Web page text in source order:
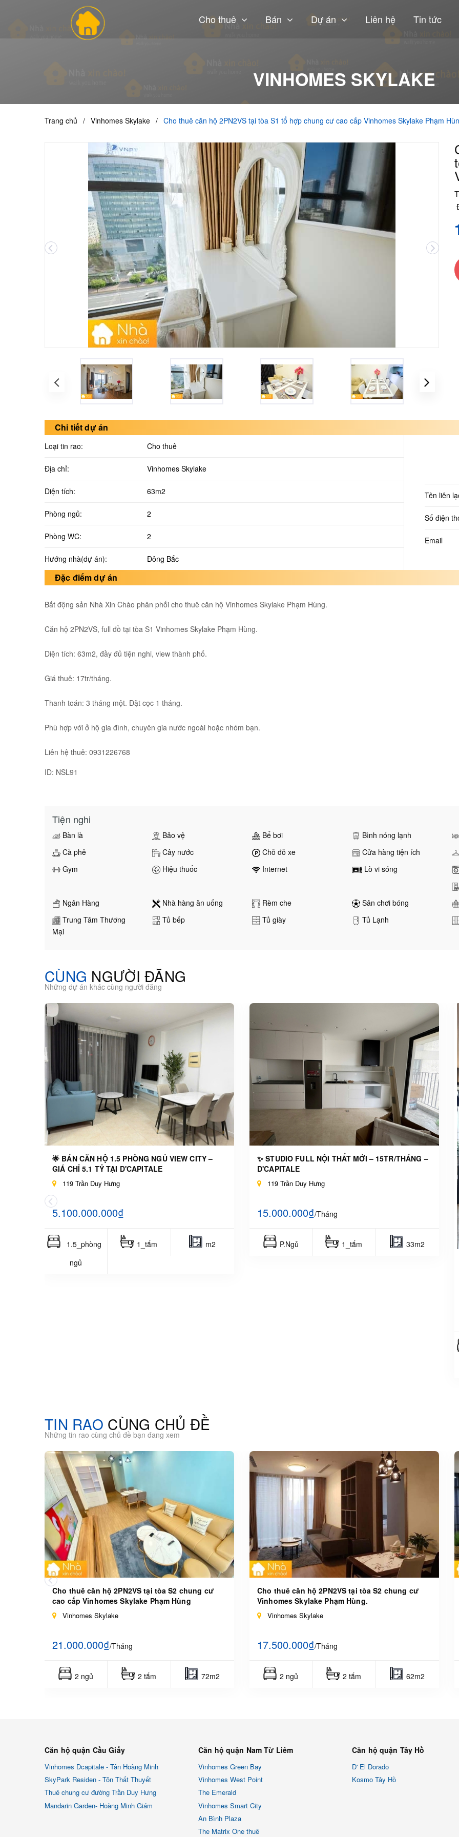
Cho thuê Bán Dự án Liên hệ Tin tức
VINHOMES SKYLAKE
Trang chủ / Vinhomes Skylake / Cho thuê căn hộ 2PN2VS tại tòa S1 tổ hợp chung cư cao cấp Vinhomes Skylake Phạm
Chi tiết dự án
Loại tin rao: Cho thuê
Địa chỉ: Vinhomes Skylake
Diện tích: 63m2
Phòng ngủ: 2
Phòng WC: 2
Hướng nhà(dự án): Đông Bắc
Tên liên
Số điện
Email
Đặc điểm dự án
Bất động sản Nhà Xin Chào phân phối cho thuê căn hộ Vinhomes Skylake Phạm Hùng.
Căn hộ 2PN2VS, full đồ tại tòa S1 Vinhomes Skylake Phạm Hùng.
Diện tích: 63m2, đầy đủ tiện nghi, view thành phố.
Giá thuê: 17tr/tháng.
Thanh toán: 3 tháng một. Đặt cọc 1 tháng.
Phù hợp với ở hộ gia đình, chuyên gia nước ngoài hoặc nhóm bạn.
Liên hệ thuê: 0931226768
ID: NSL91
Tiện nghi
Bàn là Bảo vệ Bể bơi Bình nóng lạnh
Cà phê
Cây nước Chỗ đỗ xe Cửa hàng tiện ích
Gym
Hiệu thuốc Internet Lò vi sóng
Ngân Hàng
Nhà hàng ăn uống Rèm che Sân chơi bóng
Trung Tâm Thương
Mại
Tủ bếp Tủ giày Tủ Lạnh
CÙNG NGƯỜI ĐĂNG
Những dự án khác cùng người đăng
🌟 BÁN CĂN HỘ 1.5 PHÒNG NGỦ VIEW CITY –
GIÁ CHỈ 5.1 TỶ TẠI D'CAPITALE
119 Trần Duy Hưng
5.100.000.000₫
1.5_phòng
ngủ
1_tắm m2
✨ STUDIO FULL NỘI THẤT MỚI – 15TR/THÁNG –
D'CAPITALE
119 Trần Duy Hưng
15.000.000₫/Tháng
P.Ngủ 1_tắm
33m2
TIN RAO CÙNG CHỦ ĐỀ
Những tin rao cùng chủ đề bạn đang xem
Cho thuê căn hộ 2PN2VS tại tòa S2 chung cư
cao cấp Vinhomes Skylake Phạm Hùng
Vinhomes Skylake
21.000.000₫/Tháng
2 ngủ 2 tắm 72m2
Cho thuê căn hộ 2PN2VS tại tòa S2 chung cư
Vinhomes Skylake Phạm Hùng.
Vinhomes Skylake
17.500.000₫/Tháng
2 ngủ 2 tắm 62m2
Căn hộ quận Cầu Giấy
Vinhomes Dcapitale - Tân Hoàng Minh
SkyPark Residen - Tôn Thất Thuyết
Thuê chung cư đường Trần Duy Hưng
Mandarin Garden- Hoàng Minh Giám
Căn hộ quận Nam Từ Liêm
Vinhomes Green Bay
Vinhomes West Point
The Emerald
Vinhomes Smart City
An Bình Plaza
The Matrix One thuê
Căn hộ quận Tây Hồ
D' El Dorado
Kosmo Tây Hồ